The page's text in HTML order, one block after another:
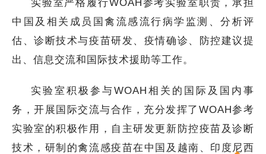
实验室严格履行WOAH参考实验室职责，承担
中国及相关成员国禽流感流行病学监测、分析评
估、诊断技术与疫苗研发、疫情确诊、防控建议提
出、信息交流和国际技术援助等工作。
实验室积极参与WOAH相关的国际及国内事
务，开展国际交流与合作，充分发挥了WOAH参考
实验室的积极作用，自主研发更新防控疫苗及诊断
技术，研制的禽流感疫苗在中国及越南、印度尼西